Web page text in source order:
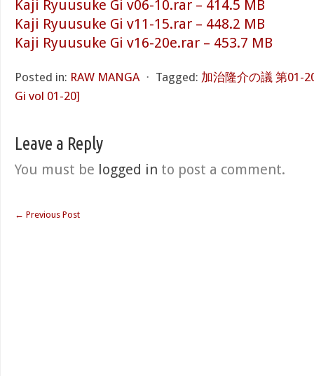
Kaji Ryuusuke Gi v06-10.rar – 414.5 MB
Kaji Ryuusuke Gi v11-15.rar – 448.2 MB
Kaji Ryuusuke Gi v16-20e.rar – 453.7 MB
Posted in: RAW MANGA ⋅ Tagged: 加治隆介の議 第01-
Gi vol 01-20]
Leave a Reply
You must be logged in to post a comment.
← Previous Post